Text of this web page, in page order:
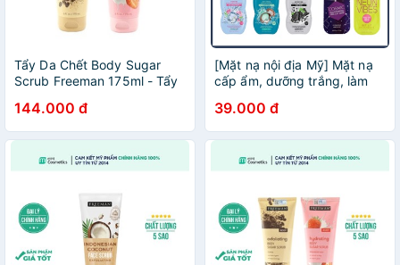
Tẩy Da Chết Body Sugar
Scrub Freeman 175ml - Tẩy
sáng da, thu nhỏ lỗ chân
lông
144.000 đ
[Mặt nạ nội địa Mỹ] Mặt nạ
cấp ẩm, dưỡng trắng, làm
da Freeman Americare
39.000 đ